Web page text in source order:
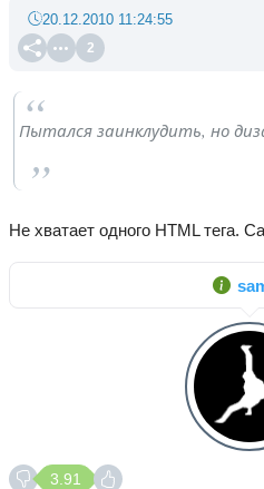
2
20.12.2010 11:24:55
Пытался заинклудить, но
Не хватает одного HTML тега.
3.91